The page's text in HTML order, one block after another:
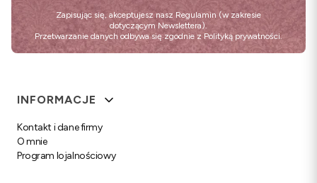
Zapisując się, akceptujesz nasz Regulamin (w zakresie
dotyczącym Newslettera).
Przetwarzanie danych odbywa się zgodnie z Polityką prywatności.
Linki w stopce
INFORMACJE
Kontakt i dane firmy
O mnie
Program lojalnościowy